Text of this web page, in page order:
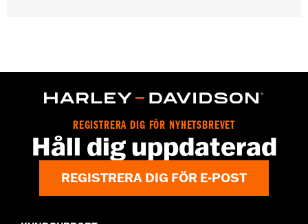
Origin:Imported
REGISTRERA DIG FÖR NYHETSBREVET
Håll dig uppdaterad
REGISTRERA DIG FÖR E-POST